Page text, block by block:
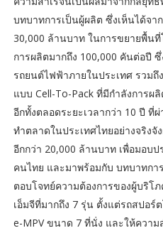
บทบาทการเป็นผู้ผลิต ซึ่งเห็นได้จา
30,000 ล้านบาท ในการขยายพื้น
การผลิตมากถึง 100,000 คันต่อปี
รถยนต์ไฟฟ้าภายในประเทศ รวมถึ
แบบ Cell-To-Pack ที่มีกำลังการผ
อีกทั้งตลอดระยะเวลากว่า 10 ปี ที่
ทำตลาดในประเทศไทยอย่างจริงจั
อีกกว่า 20,000 ล้านบาท เพื่อมอบ
คนไทย และมาพร้อมกับ บทบาทก
ตอบโจทย์ความต้องการของผู้บริโ
เอ็มจีที่มากถึง 7 รุ่น ตั้งแต่รถสปอร์
e-MPV ขนาด 7 ที่นั่ง และให้ควา